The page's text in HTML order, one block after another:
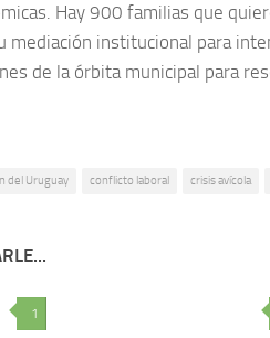
Hay 900 familias que
mediación institucional para
de la órbita municipal para
del Uruguay conflicto laboral crisis avícola
1